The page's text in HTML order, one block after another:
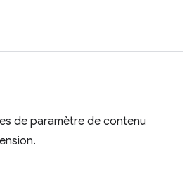
de paramètre de contenu